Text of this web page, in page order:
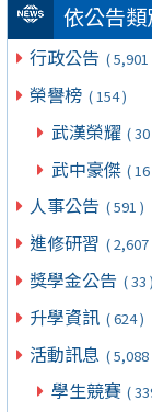
依公告
行政公告 ( 5,901
榮譽榜 ( 154 )
武漢榮耀 ( 30
武中豪傑 ( 16
人事公告 ( 591 )
進修研習 ( 2,607
獎學金公告 ( 33 )
升學資訊 ( 624 )
活動訊息 ( 5,088
學生競賽 (